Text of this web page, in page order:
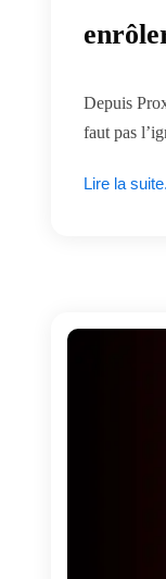
Depuis
faut pas
Lire la